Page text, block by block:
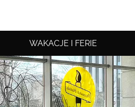
WAKACJE I FERIE